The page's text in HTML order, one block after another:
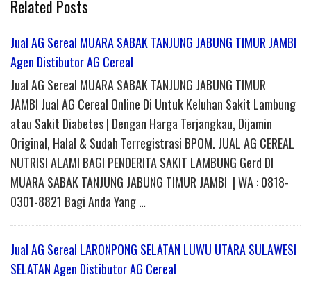
Related Posts
Jual AG Sereal MUARA SABAK TANJUNG JABUNG TIMUR JAMBI
Agen Distibutor AG Cereal
Jual AG Sereal MUARA SABAK TANJUNG JABUNG TIMUR
JAMBI Jual AG Cereal Online Di Untuk Keluhan Sakit Lambung
atau Sakit Diabetes | Dengan Harga Terjangkau, Dijamin
Original, Halal & Sudah Terregistrasi BPOM. JUAL AG CEREAL
NUTRISI ALAMI BAGI PENDERITA SAKIT LAMBUNG Gerd DI
MUARA SABAK TANJUNG JABUNG TIMUR JAMBI | WA : 0818-
0301-8821 Bagi Anda Yang …
Jual AG Sereal LARONPONG SELATAN LUWU UTARA SULAWESI
SELATAN Agen Distibutor AG Cereal